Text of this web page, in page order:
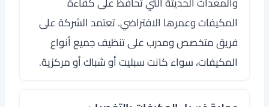
المكيفات وعمرها الافتراضي. تعتمد الشركة على
فريق متخصص ومدرب على تنظيف جميع أنواع
المكيفات، سواء كانت سبليت أو شباك أو مركزية.